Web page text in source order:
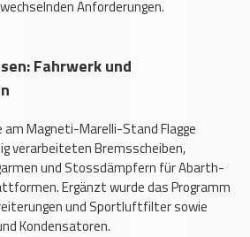
Anforderungen.
Fahrwerk und
am Magneti-Marelli-Stand Flagge
verarbeiteten Bremsscheiben,
und Stossdämpfern für Abarth-
Ergänzt wurde das Programm
und Sportluftfilter sowie
Kondensatoren.